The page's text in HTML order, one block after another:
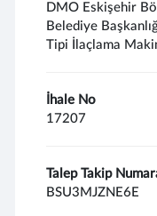
DMO Eskişehir
Belediye
Tipi İlaçlama
İhale No
17207
Talep Takip
BSU3MJZNE6E